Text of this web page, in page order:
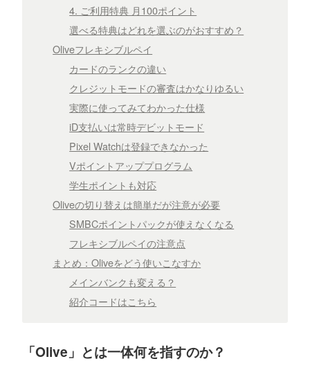
4. ご利用特典 月100ポイント
選べる特典はどれを選ぶのがおすすめ？
Oliveフレキシブルペイ
カードのランクの違い
クレジットモードの審査はかなりゆるい
実際に使ってみてわかった仕様
iD支払いは常時デビットモード
Pixel Watchは登録できなかった
Vポイントアッププログラム
学生ポイントも対応
Oliveの切り替えは簡単だが注意が必要
SMBCポイントパックが使えなくなる
フレキシブルペイの注意点
まとめ：Oliveをどう使いこなすか
メインバンクも変える？
紹介コードはこちら
「Olive」とは一体何を指すのか？